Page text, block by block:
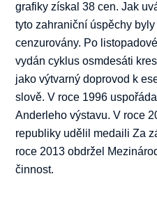
grafiky získal 38 cen. Jak
tyto zahraniční úspěchy
cenzurovány. Po
vydán cyklus osmdesáti
jako výtvarný doprovod k
slově. V roce 1996
Anderleho výstavu. V roce
republiky udělil medaili Za
roce 2013 obdržel
činnost.